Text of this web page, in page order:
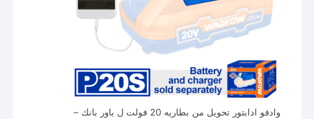
وادفو ادابتور تحويل من بطاريه 20 فولت ل باور بانك –